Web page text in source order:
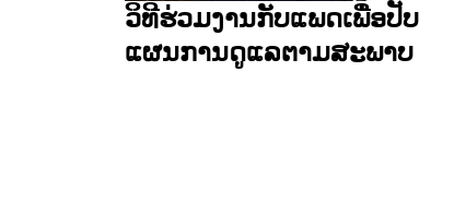
ວິທີຮ່ວມງານກັບແພດເພື່ອປັບ
ແຜນການດູແລຕາມສະພາບ